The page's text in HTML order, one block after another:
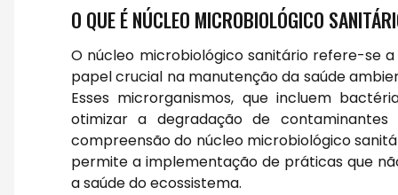
O QUE É NÚCLEO MICROBIOLÓGICO
O núcleo microbiológico sanitário refere-se
papel crucial na manutenção da saúde
Esses microrganismos, que incluem
otimizar a degradação de
compreensão do núcleo microbiológico
permite a implementação de práticas que
a saúde do ecossistema.